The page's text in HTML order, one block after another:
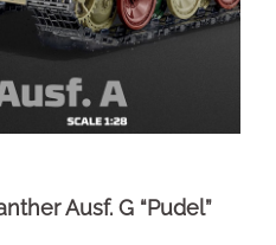
Ausf. G “Pudel”